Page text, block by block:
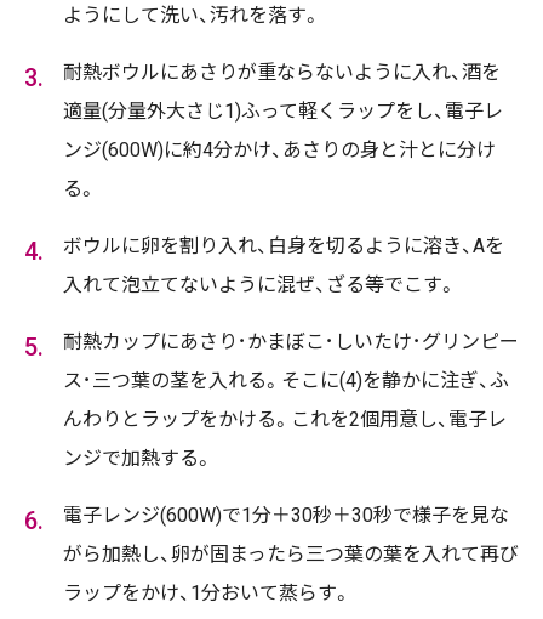
ようにして洗い、汚れを落す。
耐熱ボウルにあさりが重ならないように入れ、酒を
適量(分量外大さじ1)ふって軽くラップをし、電子レ
ンジ(600W)に約4分かけ、あさりの身と汁とに分け
る。
ボウルに卵を割り入れ、白身を切るように溶き、Aを
入れて泡立てないように混ぜ、ざる等でこす。
耐熱カップにあさり･かまぼこ･しいたけ･グリンピー
ス･三つ葉の茎を入れる。そこに(4)を静かに注ぎ、ふ
んわりとラップをかける。これを2個用意し、電子レ
ンジで加熱する。
電子レンジ(600W)で1分＋30秒＋30秒で様子を見な
がら加熱し、卵が固まったら三つ葉の葉を入れて再び
ラップをかけ、1分おいて蒸らす。